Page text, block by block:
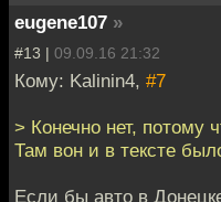
eugene107 »
#13 | 09.09.16 21:32
Кому: Kalinin4, #7
> Конечно нет, потому
Там вон и в тексте
Если бы авто в